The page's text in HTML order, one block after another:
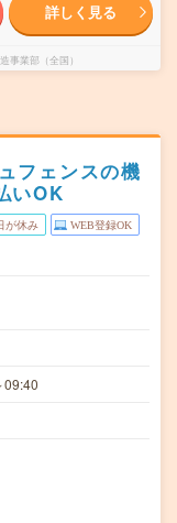
詳しく見る
業部（全国）
フェンスの機
いOK
が休み WEB登録OK
09:40